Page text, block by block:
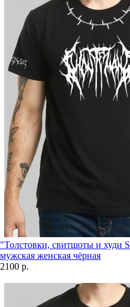
"Толстовки, свитшоты и худи
мужская женская чёрная
2100 р.